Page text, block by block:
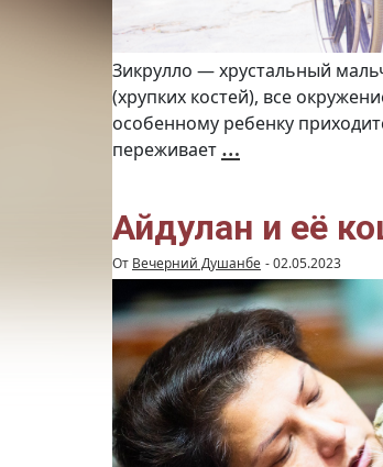
Зикрулло — хрустальный
(хрупких костей), все
особенному ребенку
переживает … Зикрулло
иего
История
третья
(Видео)
Айдулан и её
От Вечерний Душанбе -02.05.2023